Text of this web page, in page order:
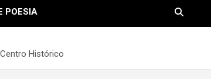
POESIA
Histórico